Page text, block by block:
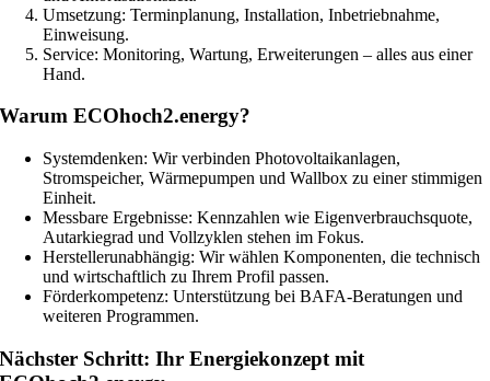
Umsetzung: Terminplanung, Installation, Inbetriebnahme,
Einweisung.
Service: Monitoring, Wartung, Erweiterungen – alles aus einer
Hand.
Warum ECOhoch2.energy?
Systemdenken: Wir verbinden Photovoltaikanlagen,
Stromspeicher, Wärmepumpen und Wallbox zu einer stimmigen
Einheit.
Messbare Ergebnisse: Kennzahlen wie Eigenverbrauchsquote,
Autarkiegrad und Vollzyklen stehen im Fokus.
Herstellerunabhängig: Wir wählen Komponenten, die technisch
und wirtschaftlich zu Ihrem Profil passen.
Förderkompetenz: Unterstützung bei BAFA-Beratungen und
weiteren Programmen.
Nächster Schritt: Ihr Energiekonzept mit